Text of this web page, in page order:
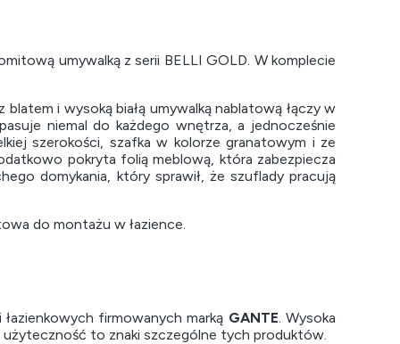
umywalką z serii BELLI GOLD. W komplecie
i wysoką białą umywalką nablatową łączy w
niemal do każdego wnętrza, a jednocześnie
szerokości, szafka w kolorze granatowym i ze
pokryta folią meblową, która zabezpiecza
domykania, który sprawił, że szuflady pracują
do montażu w łazience.
firmowanych marką GANTE. Wysoka
użyteczność to znaki szczególne tych produktów.